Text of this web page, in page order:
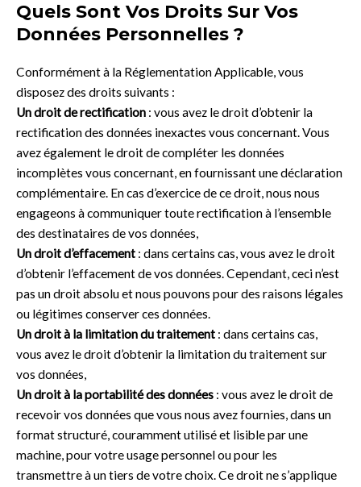
Quels Sont Vos Droits Sur Vos
Données Personnelles ?
Conformément à la Réglementation Applicable, vous
disposez des droits suivants :
Un droit de rectification : vous avez le droit d’obtenir la
rectification des données inexactes vous concernant. Vous
avez également le droit de compléter les données
incomplètes vous concernant, en fournissant une déclaration
complémentaire. En cas d’exercice de ce droit, nous nous
engageons à communiquer toute rectification à l’ensemble
des destinataires de vos données,
Un droit d’effacement : dans certains cas, vous avez le droit
d’obtenir l’effacement de vos données. Cependant, ceci n’est
pas un droit absolu et nous pouvons pour des raisons légales
ou légitimes conserver ces données.
Un droit à la limitation du traitement : dans certains cas,
vous avez le droit d’obtenir la limitation du traitement sur
vos données,
Un droit à la portabilité des données : vous avez le droit de
recevoir vos données que vous nous avez fournies, dans un
format structuré, couramment utilisé et lisible par une
machine, pour votre usage personnel ou pour les
transmettre à un tiers de votre choix. Ce droit ne s’applique